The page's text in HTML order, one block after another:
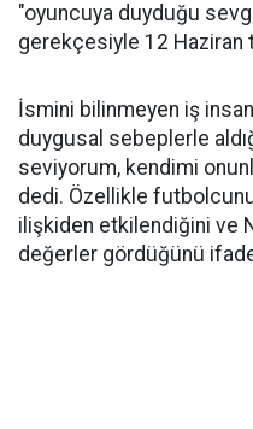
"oyuncuya duyduğu
gerekçesiyle 12 Haziran
İsmini bilinmeyen iş
duygusal sebeplerle
seviyorum, kendimi
dedi. Özellikle
ilişkiden etkilendiğini ve
değerler gördüğünü